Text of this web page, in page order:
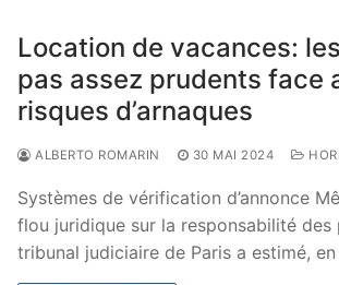
Location de vacances:
pas assez prudents face
risques d’arnaques
ALBERTO ROMARIN 30 MAI 2024
Systèmes de vérification d’annonce
flou juridique sur la responsabilité des
tribunal judiciaire de Paris a estimé,